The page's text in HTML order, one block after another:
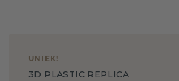
UNIEK!
3D PLASTIC REPLICA